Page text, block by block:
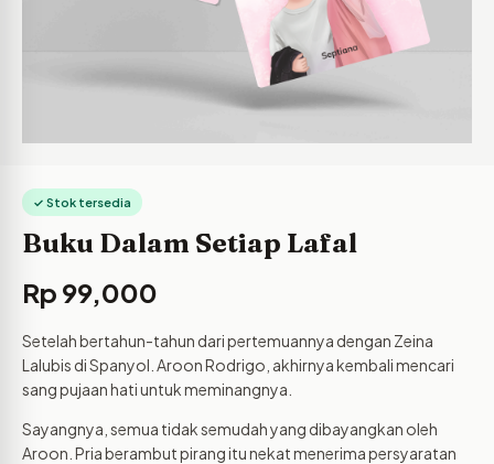
✓ Stok tersedia
Buku Dalam Setiap Lafal
Rp 99,000
Setelah bertahun-tahun dari pertemuannya dengan Zeina
Lalubis di Spanyol. Aroon Rodrigo, akhirnya kembali mencari
sang pujaan hati untuk meminangnya.
Sayangnya, semua tidak semudah yang dibayangkan oleh
Aroon. Pria berambut pirang itu nekat menerima persyaratan